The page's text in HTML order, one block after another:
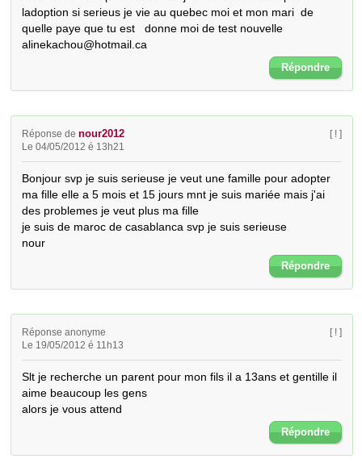
ladoption si serieus je vie au quebec moi et mon mari  de
quelle paye que tu est   donne moi de test nouvelle
alinekachou@hotmail.ca
Répondre
Réponse denour2012
Le 04/05/2012 é 13h21
[ ! ]
Bonjour svp je suis serieuse je veut une famille pour adopter
ma fille elle a 5 mois et 15 jours mnt je suis mariée mais j'ai
des problemes je veut plus ma fille
je suis de maroc de casablanca svp je suis serieuse
nour
Répondre
Réponse anonyme
Le 19/05/2012 é 11h13
[ ! ]
Slt je recherche un parent pour mon fils il a 13ans et gentille il
aime beaucoup les gens
alors je vous attend
Répondre